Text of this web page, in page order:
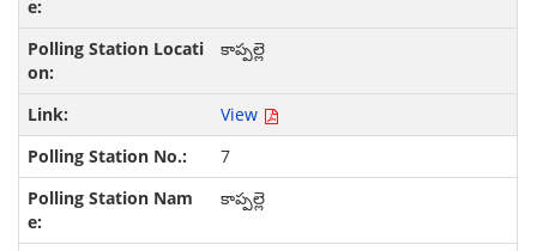
కాప్పల్లె
View
7
కాప్పల్లె